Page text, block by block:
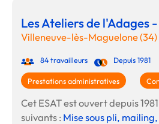
Les Ateliers de l'Adages
Villeneuve-lès-Maguelone (34)
84 travailleurs Depuis 1981
Prestations administratives
Cet ESAT est ouvert depuis
suivants : Mise sous pli,